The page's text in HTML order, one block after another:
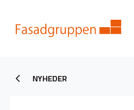
NYHEDER